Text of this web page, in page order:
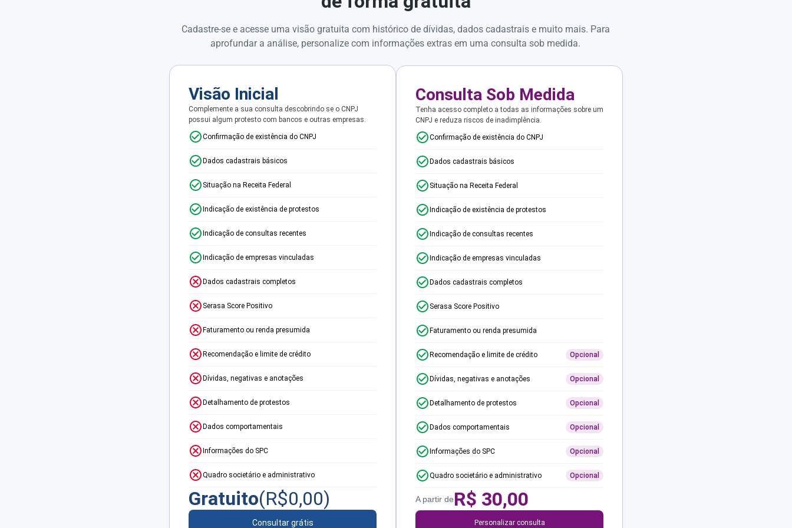
Cadastre-se e acesse uma visão gratuita com histórico de dívidas, dados cadastrais e muito mais. Para
aprofundar a análise, personalize com informações extras em uma consulta sob medida.
Visão Inicial
Complemente a sua consulta descobrindo se o CNPJ
possui algum protesto com bancos e outras empresas.
Confirmação de existência do CNPJ
Dados cadastrais básicos
Situação na Receita Federal
Indicação de existência de protestos
Indicação de consultas recentes
Indicação de empresas vinculadas
Dados cadastrais completos
Serasa Score Positivo
Faturamento ou renda presumida
Recomendação e limite de crédito
Dívidas, negativas e anotações
Detalhamento de protestos
Dados comportamentais
Informações do SPC
Quadro societário e administrativo
Gratuito(R$0,00)
Consultar grátis
Consulta Sob Medida
Tenha acesso completo a todas as informações sobre um
CNPJ e reduza riscos de inadimplência.
Confirmação de existência do CNPJ
Dados cadastrais básicos
Situação na Receita Federal
Indicação de existência de protestos
Indicação de consultas recentes
Indicação de empresas vinculadas
Dados cadastrais completos
Serasa Score Positivo
Faturamento ou renda presumida
Recomendação e limite de crédito Opcional
Dívidas, negativas e anotações Opcional
Detalhamento de protestos Opcional
Dados comportamentais Opcional
Informações do SPC Opcional
Quadro societário e administrativo Opcional
A partir deR$ 30,00
Personalizar consulta